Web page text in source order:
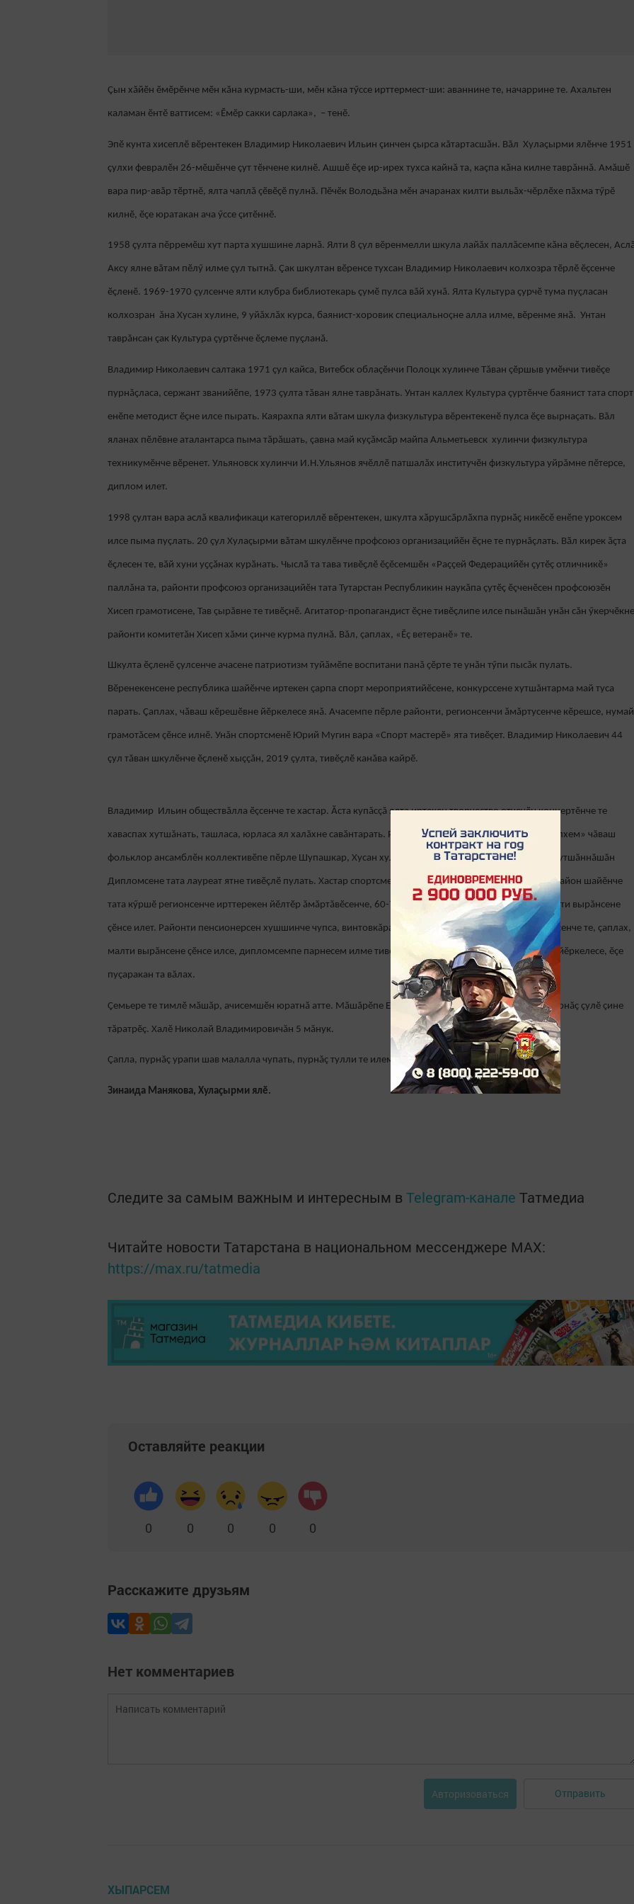
Çын хăйӗн ӗмӗрӗнче мӗн кăна курмасть-ши, мӗн кăна тӳссе ирттермест-ши: аваннине те, начаррине те. Ахальтен
каламан ӗнтӗ ваттисем: «Ӗмӗр сакки сарлака», – тенӗ.
Эпӗ кунта хисеплӗ вӗрентекен Владимир Николаевич Ильин çинчен çырса кăтартасшăн. Вăл Хулаçырми ялӗнче 1951
çулхи февралӗн 26-мӗшӗнче çут тӗнчене килнӗ. Ашшӗ ӗçе ир-ирех тухса кайнă та, каçпа кăна килне таврăннă. Амăшӗ
вара пир-авăр тӗртнӗ, ялта чаплă çӗвӗçӗ пулнă. Пӗчӗк Володьăна мӗн ачаранах килти выльăх-чӗрлӗхе пăхма тӳрӗ
килнӗ, ӗçе юратакан ача ӳссе çитӗннӗ.
1958 çулта пӗрремӗш хут парта хушшине ларнă. Ялти 8 çул вӗренмелли шкула лайăх паллăсемпе кăна вӗçлесен,
Аксу ялне вăтам пӗлӳ илме çул тытнă. Çак шкултан вӗренсе тухсан Владимир Николаевич колхозра тӗрлӗ ӗçсенче
ӗçленӗ. 1969-1970 çулсенче ялти клубра библиотекарь çумӗ пулса вăй хунă. Ялта Культура çурчӗ тума пуçласан
колхозран ăна Хусан хулине, 9 уйăхлăх курса, баянист-хоровик специальноçне алла илме, вӗренме янă. Унтан
таврăнсан çак Культура çуртӗнче ӗçлеме пуçланă.
Владимир Николаевич салтака 1971 çул кайса, Витебск облаçӗнчи Полоцк хулинче Тăван çӗршыв умӗнчи тивӗçе
пурнăçласа, сержант званийӗпе, 1973 çулта тăван ялне таврăнать. Унтан каллех Культура çуртӗнче баянист тата спорт
енӗпе методист ӗçне илсе пырать. Каярахпа ялти вăтам шкула физкультура вӗрентекенӗ пулса ӗçе вырнаçать. Вăл
яланах пӗлӗвне аталантарса пыма тăрăшать, çавна май куçăмсăр майпа Альметьевск хулинчи физкультура
техникумӗнче вӗренет. Ульяновск хулинчи И.Н.Ульянов ячӗллӗ патшалăх институчӗн физкультура уйрăмне пӗтерсе,
диплом илет.
1998 çултан вара аслă квалификаци категориллӗ вӗрентекен, шкулта хӑрушсӑрлӑхпа пурнӑҫ никӗсӗ енӗпе уроксем
илсе пыма пуçлать. 20 çул Хулаçырми вăтам шкулӗнче профсоюз организацийӗн ӗçне те пурнăçлать. Вӑл кирек ӑҫта
ӗҫлесен те, вӑй хуни уҫҫӑнах курӑнать. Чыслӑ та тава тивӗҫлӗ ӗҫӗсемшӗн «Раççей Федерацийӗн çутӗç отличникӗ»
паллăна та, районти профсоюз организацийӗн тата Тутарстан Республикин наукăпа çутӗç ӗçченӗсен профсоюзӗн
Хисеп грамотисене, Тав çырăвне те тивӗçнӗ. Агитатор-пропагандист ӗçне тивӗçлипе илсе пынăшăн унăн сăн ӳкерчӗкне
районти комитетăн Хисеп хăми çинче курма пулнă. Вăл, çаплах, «Ӗç ветеранӗ» те.
Шкулта ӗçленӗ çулсенче ачасене патриотизм туйăмӗпе воспитани панă çӗрте те унăн тӳпи пысăк пулать.
Вӗренекенсене республика шайӗнче иртекен çарпа спорт мероприятийӗсене, конкурссене хутшăнтарма май туса
парать. Çаплах, чăваш кӗрешӗвне йӗркелесе янă. Ачасемпе пӗрле районти, регионсенчи ăмăртусенче кӗрешсе, нумай
грамотăсем çӗнсе илнӗ. Унăн спортсменӗ Юрий Мугин вара «Спорт мастерӗ» ята тивӗçет. Владимир Николаевич 44
çул тăван шкулӗнче ӗçленӗ хыççăн, 2019 çулта, тивӗçлӗ канăва кайрӗ.
Владимир Ильин обществăлла ӗçсенче те хастар. Ăста купăсçă ялта иртекен творчество отчечӗн концертӗнче те
хаваспах хутшăнать, ташласа, юрласа ял халăхне савăнтарать. Районта йӗркеленӗ пенсионерсен «Хӗлхем» чăваш
фольклор ансамблӗн коллективӗпе пӗрле Шупашкар, Хусан хулисенче ирттерекен фестивальсенче хутшăннăшăн
Дипломсене тата лауреат ятне тивӗçлӗ пулать. Хастар спортсмен, аслă çулсенче пулнине пăхмасăр, район шайӗнче
тата кӳршӗ регионсенче ирттерекен йӗлтӗр ăмăртăвӗсенче, 60-70 çулсенчи арçынсем хушшинче, малти вырăнсене
çӗнсе илет. Районти пенсионерсен хушшинче чупса, винтовкăран персе, дартс енӗпе иртекен ăмăртусенче те, çаплах,
малти вырăнсене çӗнсе илсе, дипломсемпе парнесем илме тивӗçлӗ пулать. Ялта иртекен ырă ӗçсене йӗркелесе, ӗçе
пуçаракан та вăлах.
Çемьере те тимлӗ мăшăр, ачисемшӗн юратнă атте. Мăшăрӗпе Екатеринăпа, икӗ хӗр пăхса ӳстерсе, пурнăç çулӗ çине
тăратрӗç. Халӗ Николай Владимировичăн 5 мăнук.
Çапла, пурнăç урапи шав малалла чупать, пурнăç тулли те илемлӗ пулнишӗн савăнатăн.
Зинаида Манякова, Хулаçырми ялӗ.
Следите за самым важным и интересным в Telegram-канале Татмедиа
Читайте новости Татарстана в национальном мессенджере MАХ:
https://max.ru/tatmedia
Оставляйте реакции
0 0 0 0 0
Расскажите друзьям
Нет комментариев
Авторизоваться Отправить
ХЫПАРСЕМ